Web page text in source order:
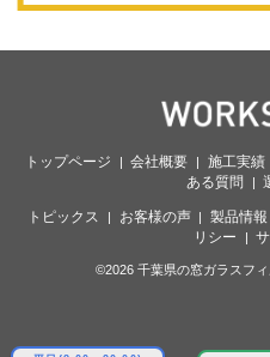
トップページ 会社概要 施工実績
ある質問
トピックス お客様の声 製品情報
リシー
©2026 千葉県の窓ガラスフ